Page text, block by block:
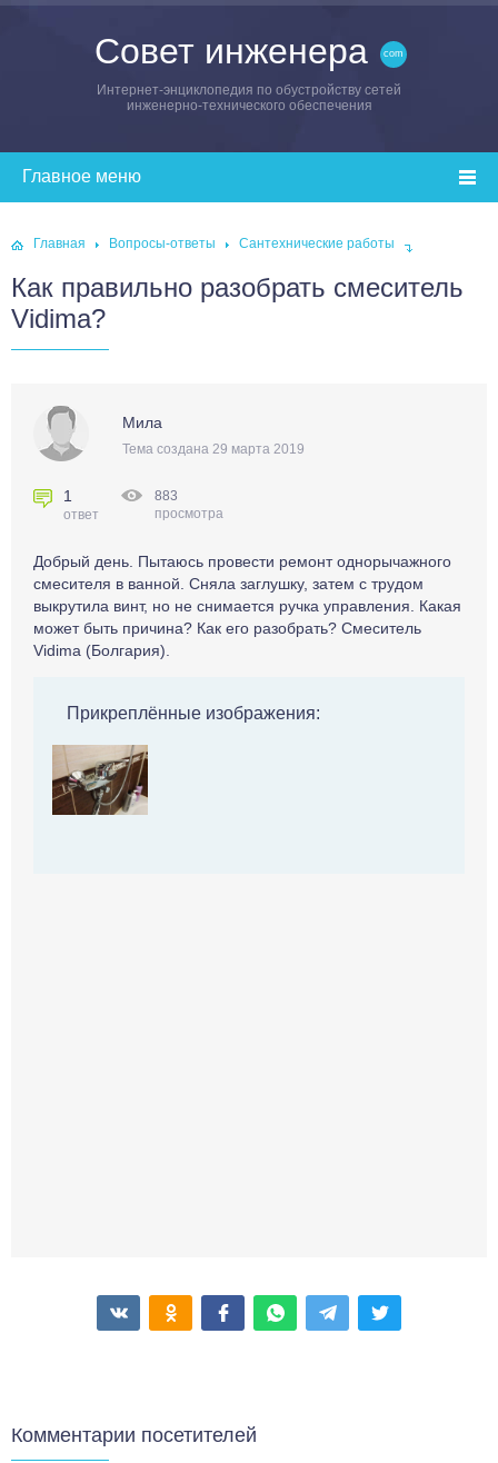
Совет инженера
Интернет-энциклопедия по обустройству сетей
инженерно-технического обеспечения
Главная Вопросы-ответы Сантехнические работы
Как правильно разобрать смеситель
Vidima?
Мила
Тема создана 29 марта 2019
1
ответ
883
просмотра
Добрый день. Пытаюсь провести ремонт однорычажного
смесителя в ванной. Сняла заглушку, затем с трудом
выкрутила винт, но не снимается ручка управления. Какая
может быть причина? Как его разобрать? Смеситель
Vidima (Болгария).
Прикреплённые изображения:
Комментарии посетителей